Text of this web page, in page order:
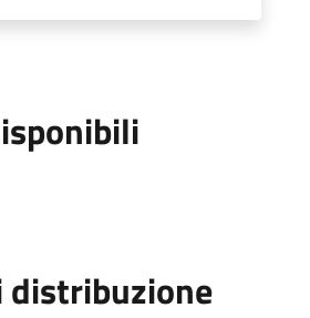
distribuzione